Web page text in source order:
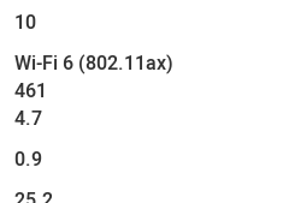
10
Wi-Fi 6 (802.11ax)
461
4.7
0.9